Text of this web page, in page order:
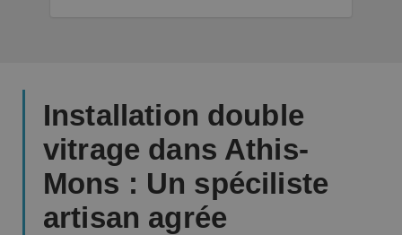
Installation double
vitrage dans Athis-
Mons : Un spéciliste
artisan agrée